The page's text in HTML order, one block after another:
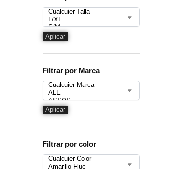
Aplicar
Filtrar por Marca
Aplicar
Filtrar por color